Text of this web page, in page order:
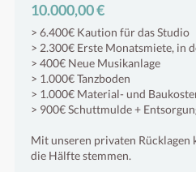
10.000,00 €
> 6.400€ Kaution für das Studio
> 2.300€ Erste Monatsmiete, in
> 400€ Neue Musikanlage
> 1.000€ Tanzboden
> 1.000€ Material- und
> 900€ Schuttmulde +
Mit unseren privaten
die Hälfte stemmen.